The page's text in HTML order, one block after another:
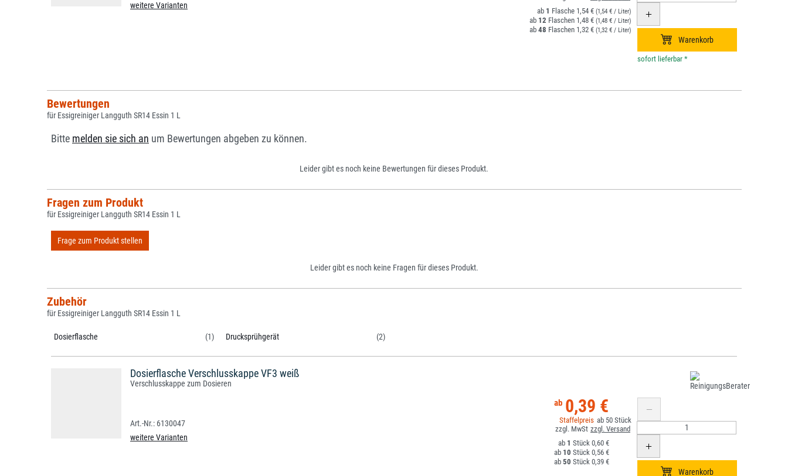
weitere Varianten
1 1,54 € (1,54 € / Liter)
12 1,48 € (1,48 € / Liter)
48 1,32 € (1,32 € / Liter)
*
Bewertungen
für Essigreiniger Langguth SR14 Essin 1 L
Bitte melden sie sich an um Bewertungen abgeben zu können.
Leider gibt es noch keine Bewertungen für dieses Produkt.
Fragen zum Produkt
für Essigreiniger Langguth SR14 Essin 1 L
Frage zum Produkt stellen
Leider gibt es noch keine Fragen für dieses Produkt.
Zubehör
für Essigreiniger Langguth SR14 Essin 1 L
Dosierflasche (1) Drucksprühgerät (2)
Dosierflasche Verschlusskappe VF3 weiß
Verschlusskappe zum Dosieren
6130047
weitere Varianten
0,39 €
50
1
0,60 €
10
0,56 €
50
0,39 €